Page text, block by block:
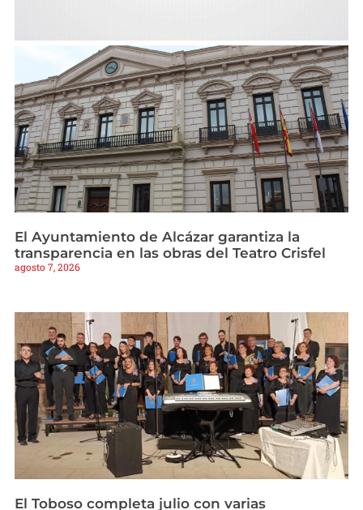
El Ayuntamiento de Alcázar garantiza la
transparencia en las obras del Teatro Crisfel
agosto 7, 2026
El Toboso completa julio con varias